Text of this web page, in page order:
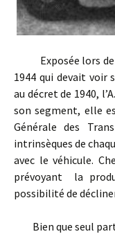
Exposée lors de
1944 qui devait voir
au décret de 1940,
son segment, elle
Générale des
intrinsèques de
avec le véhicule.
prévoyant la
possibilité de
Bien que seul